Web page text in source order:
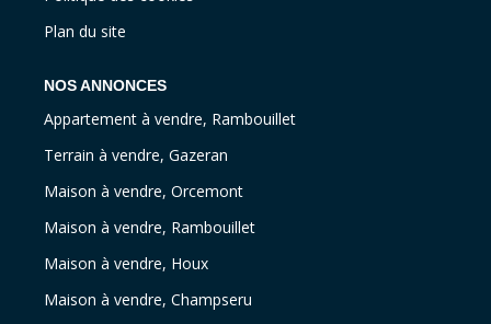
Plan du site
NOS ANNONCES
Appartement à vendre, Rambouillet
Terrain à vendre, Gazeran
Maison à vendre, Orcemont
Maison à vendre, Rambouillet
Maison à vendre, Houx
Maison à vendre, Champseru